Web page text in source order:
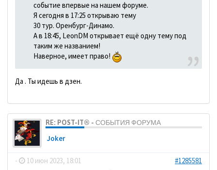
событие впервые на нашем форуме.
Я сегодня в 17:25 открываю тему
30 тур. Оренбург-Динамо.
А в 18:45, LeonDM открывает ещё одну тему под
таким же названием!
Наверное, имеет право!
Да . Ты идешь в дзен.
RE: POST-IT® - СОБЫТИЯ ФОРУМА
Joker
- 10 июн 2023, 18:01
#1285581